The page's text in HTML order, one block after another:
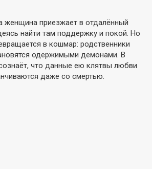
женщина приезжает в отдалённый
найти там поддержку и покой. Но
в кошмар: родственники
одержимыми демонами. В
что данные ею клятвы любви
даже со смертью.